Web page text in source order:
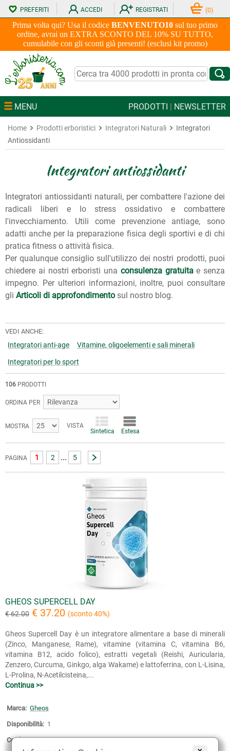
Prima volta qui? Usa il codice BENVENUTO10 sul tuo primo
ordine, avrai un EXTRA SCONTO DEL 10% SU TUTTO,
cumulabile con gli sconti già presenti! (esclusi kit promo)
PREFERITI ACCEDI REGISTRATI (0)
MENU PRODOTTI | NEWSLETTER
Home Prodotti erboristici Integratori Naturali
Integratori
Antiossidanti
Integratori antiossidanti
Integratori antiossidanti naturali, per combattere l'azione dei
radicali liberi e lo stress ossidativo e combattere
l'invecchiamento. Utili come prevenzione antiage, sono
adatti anche per la preparazione fisica degli sportivi e di chi
pratica fitness o attività fisica.
Per qualunque consiglio sull'utilizzo dei nostri prodotti, puoi
chiedere ai nostri erboristi una consulenza gratuitae senza
impegno. Per ulteriori informazioni, inoltre, puoi consultare
gli Articoli di approfondimento sul nostro blog.
VEDI ANCHE:
Integratori anti-age Vitamine, oligoelementi e sali minerali
Integratori per lo sport
106 PRODOTTI
ORDINA PER
MOSTRA VISTA
Sintetica Estesa
PAGINA 1 2 ... 5
GHEOS SUPERCELL DAY
€ 62.00 € 37.20 (sconto 40%)
Gheos Supercell Day è un integratore alimentare a base di minerali
(Zinco, Manganese, Rame), vitamine (vitamina C, vitamina B6,
vitamina B12, acido folico), estratti vegetali (Reishi, Auricularia,
Zenzero, Curcuma, Ginkgo, alga Wakame) e lattoferrina, con L-Lisina,
L-Prolina, N-Acetilcisteina,...
Continua >>
Marca: Gheos
Disponibilità: 1
Confezione: 180 compresse